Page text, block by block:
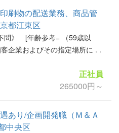
刷物の配送業務、商品管
都江東区
問》 [年齢参考= （59歳以
企業およびその指定場所に . .
正社員
265000円～
あり/企画開発職（Ｍ＆Ａ
中央区